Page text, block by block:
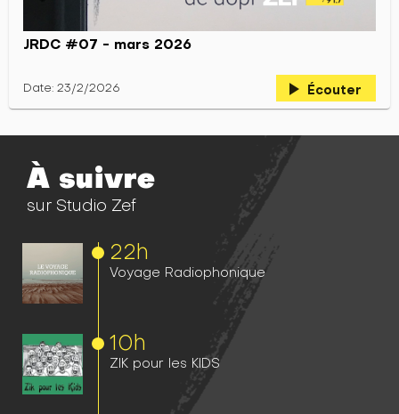
À suivre
sur Studio Zef
22h
Voyage Radiophonique
10h
ZIK pour les KIDS
JRDC #07 - mars 2026
Date: 23/2/2026 play_arrow Écouter